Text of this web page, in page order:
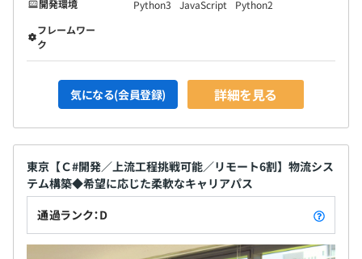
開発環境 Python3 JavaScript
Python2
フレームワー
ク
気になる(会員登録) 詳細を見る
東京【Ｃ#開発／上流工程挑戦可能／リモート6割】物流シス
テム構築◆希望に応じた柔軟なキャリアパス
通過ランク：D